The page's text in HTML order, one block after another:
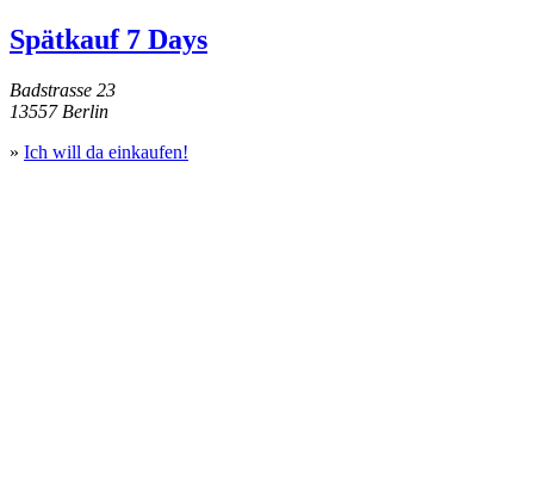
Spätkauf 7 Days
Badstrasse 23
13557 Berlin
» Ich will da einkaufen!